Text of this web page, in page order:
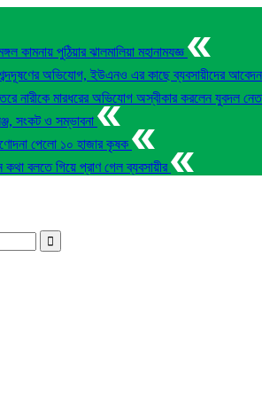
কামনায় পুঠিয়ার ঝালমালিয়া মহানামযজ্ঞ
অভিযোগ, ইউএনও এর কাছে ব্যবসায়ীদের
নারীকে মারধরের অভিযোগ অস্বীকার করলেন যুবদল
সংকট ও সম্ভাবনা
পেলো ১০ হাজার কৃষক
বলতে গিয়ে প্রাণ গেল ব্যবসায়ীর